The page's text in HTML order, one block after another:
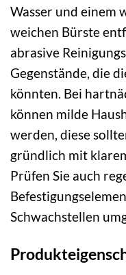
Wasser und einem
weichen Bürste
abrasive
Gegenstände, die
könnten. Bei
können milde
werden, diese
gründlich mit
Prüfen Sie auch
Schwachstellen